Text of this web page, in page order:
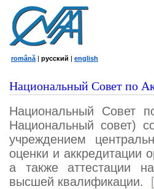
română | русский | english
Национальный Совет по
Национальный Совет
Национальный совет)
учреждением
оценки и аккредитации
а также аттестации
высшей квалификации.
[